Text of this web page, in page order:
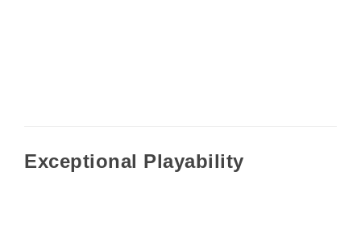
Exceptional Playability